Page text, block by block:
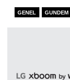
GENEL GUNDEM